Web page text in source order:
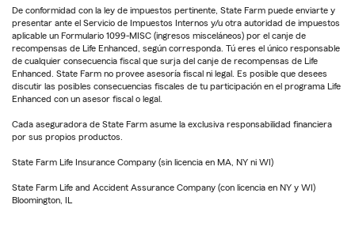
De conformidad con la ley de impuestos pertinente, State Farm puede enviarte y
presentar ante el Servicio de Impuestos Internos y/u otra autoridad de impuestos
aplicable un Formulario 1099-MISC (ingresos misceláneos) por el canje de
recompensas de Life Enhanced, según corresponda. Tú eres el único responsable
de cualquier consecuencia fiscal que surja del canje de recompensas de Life
Enhanced. State Farm no provee asesoría fiscal ni legal. Es posible que desees
discutir las posibles consecuencias fiscales de tu participación en el programa Life
Enhanced con un asesor fiscal o legal.
Cada aseguradora de State Farm asume la exclusiva responsabilidad financiera
por sus propios productos.
State Farm Life Insurance Company (sin licencia en MA, NY ni WI)
State Farm Life and Accident Assurance Company (con licencia en NY y WI)
Bloomington, IL